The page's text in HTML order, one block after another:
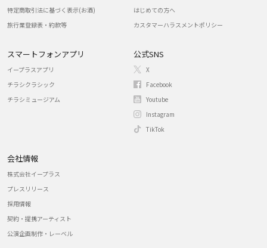
特定商取引法に基づく表示(お酒)
旅行業登録表・約款等
はじめての方へ
カスタマーハラスメントポリシー
スマートフォンアプリ
イープラスアプリ
チラシクラシック
チラシミュージアム
公式SNS
X
Facebook
Youtube
Instagram
TikTok
会社情報
株式会社イープラス
プレスリリース
採用情報
契約・提携アーティスト
公演企画制作・レーベル